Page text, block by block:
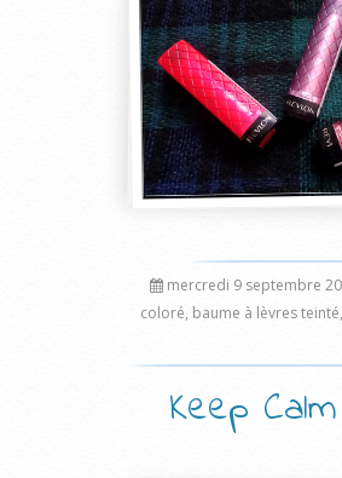
mercredi 9 septembre
coloré, baume à lèvres teinté,
Keep